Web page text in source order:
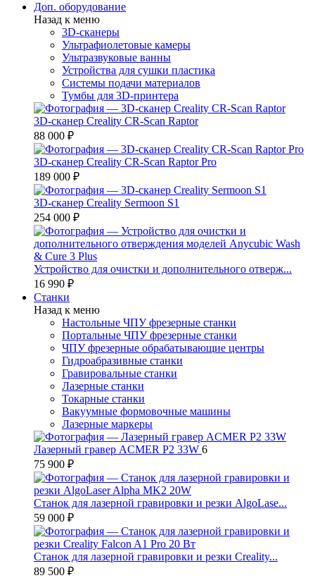
Доп. оборудование
Назад к меню
3D-сканеры
Ультрафиолетовые камеры
Ультразвуковые ванны
Устройства для сушки пластика
Системы подачи материалов
Тумбы для 3D-принтера
3D-сканер Creality CR-Scan Raptor
88 000 ₽
3D-сканер Creality CR-Scan Raptor Pro
189 000 ₽
3D-сканер Creality Sermoon S1
254 000 ₽
Устройство для очистки и дополнительного отверж...
16 990 ₽
Станки
Назад к меню
Настольные ЧПУ фрезерные станки
Портальные ЧПУ фрезерные станки
ЧПУ фрезерные обрабатывающие центры
Гидроабразивные станки
Гравировальные станки
Лазерные станки
Токарные станки
Вакуумные формовочные машины
Лазерные маркеры
Лазерный гравер ACMER P2 33W 6
75 900 ₽
Станок для лазерной гравировки и резки AlgoLase...
59 000 ₽
Станок для лазерной гравировки и резки Creality...
89 500 ₽